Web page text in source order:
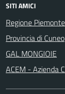
SITI AMICI
Regione Piemonte
Provincia di Cuneo
GAL MONGIOIE
ACEM - Azienda